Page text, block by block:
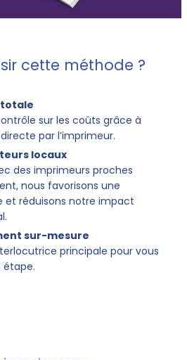
cette méthode ?
sur les coûts grâce à
par l’imprimeur.
locaux
des imprimeurs proches
nous favorisons une
et réduisons notre impact
sur-mesure
principale pour vous
étape.